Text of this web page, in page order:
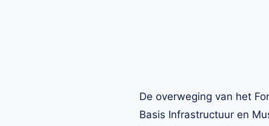
De overweging van het
Basis Infrastructuur en